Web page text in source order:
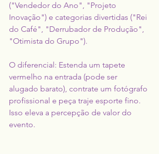
("Vendedor do Ano", "Projeto
Inovação") e categorias divertidas ("Rei
do Café", "Derrubador de Produção",
"Otimista do Grupo").
O diferencial: Estenda um tapete
vermelho na entrada (pode ser
alugado barato), contrate um fotógrafo
profissional e peça traje esporte fino.
Isso eleva a percepção de valor do
evento.